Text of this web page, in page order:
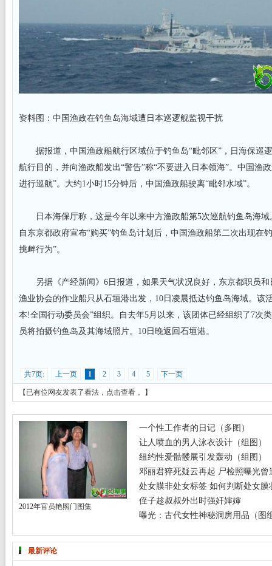
资料图：中国渔政在钓鱼岛海域遭日本巡逻舰监视干扰
据报道，中国渔政船航行区域位于钓鱼岛“毗邻区”，日海保巡
航行目的，并向渔政船发出“警告”称“不要进入日本领海”。中国渔
进行巡航”。大约1小时15分钟后，中国渔政船驶离“毗邻水域”。
日本海保厅称，这是今年以来中方渔政船第5次巡航钓鱼岛海域
自东京都政府宣布“购买”钓鱼岛计划后，中国渔政船第二次出现在
挑衅行为”。
另据《产经新闻》6日报道，如果天气状况良好，东京都职员和
渔业协会的作业船只从石垣港出发，10日凌晨抵达钓鱼岛海域。该
本!全国行动委员会”组织。自去年5月以来，该团体已经组织了7次
员将拍摄钓鱼岛及其海域照片。10日晚返回石垣港。
共7页: 上一页 1 2 3 4 5 下一页
【已有位网友发表了看法， 点击查看 。】
2012年官员艳照门图集
一个性工作者的日记（多图）
让人喷血的男人泳衣设计（组图）
纽约性爱骷髅展引发轰动（组图）
邓丽君猝死疑云再起 尸检照曝光曾
处女膜非处女标签 如何判断处女膜
侄子趁叔叔外出时强奸婶婶
曝光：古代女性神秘洞房用品（图
最新评论